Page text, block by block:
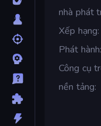
nhà phát
Xếp hạng
Phát hành
Công cụ
nền tảng